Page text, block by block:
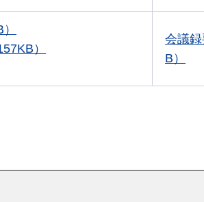
）
会議
B）